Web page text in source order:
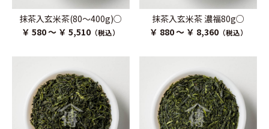
抹茶入玄米茶(80～400g)○
￥ 580 ～ ￥ 5,510 （税込）
抹茶入玄米茶 濃福80g○
￥ 880 ～ ￥ 8,360（税込）